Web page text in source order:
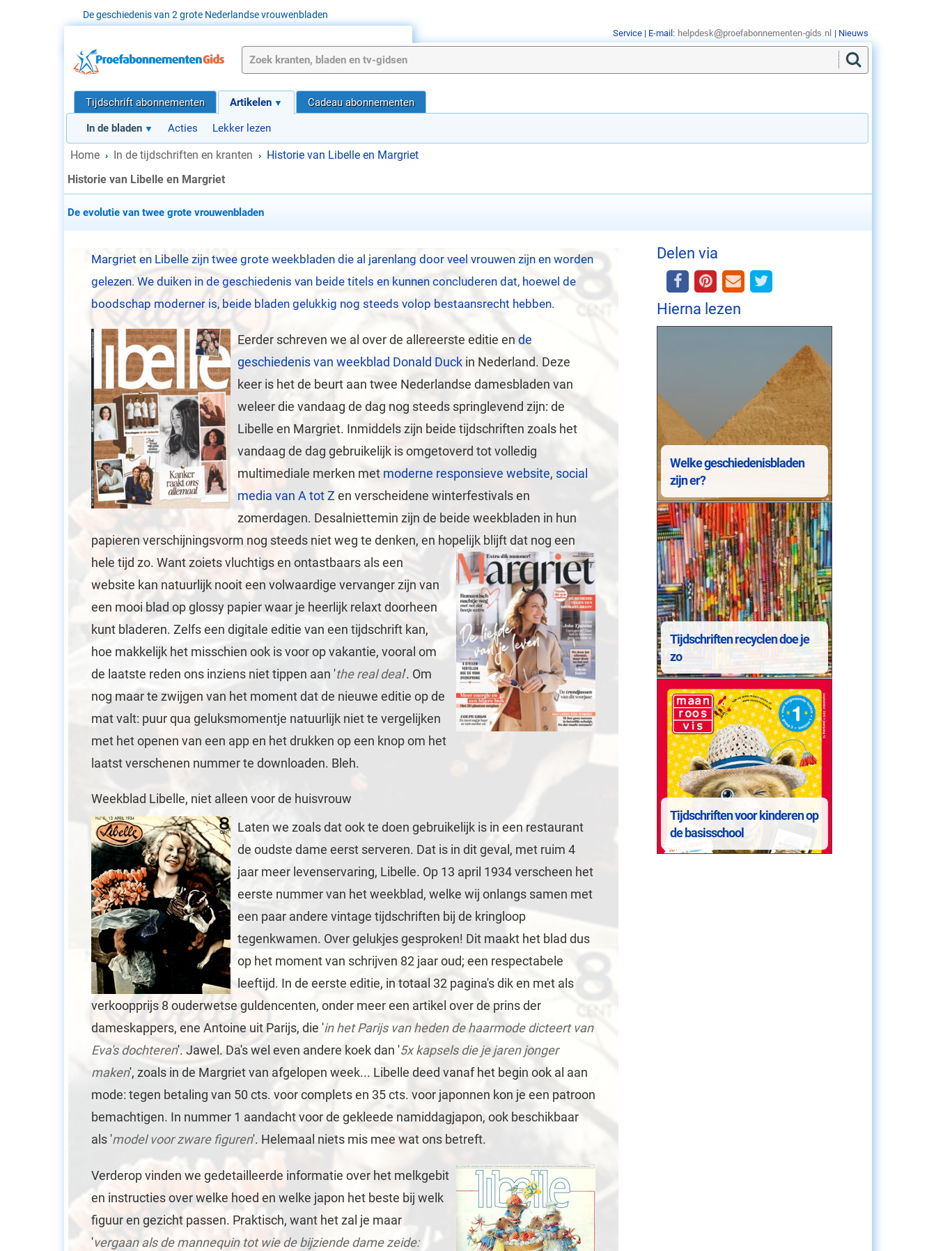
De geschiedenis van 2 grote Nederlandse vrouwenbladen
Tijdschrift abonnementen Artikelen
In de bladen Acties Lekker lezen
Cadeau abonnementen
Home › In de tijdschriften en kranten › Historie van Libelle en Margriet
Historie van Libelle en Margriet
De evolutie van twee grote vrouwenbladen
Margriet en Libelle zijn twee grote weekbladen die al jarenlang door veel vrouwen zijn en worden
gelezen. We duiken in de geschiedenis van beide titels en kunnen concluderen dat, hoewel de
boodschap moderner is, beide bladen gelukkig nog steeds volop bestaansrecht hebben.
Eerder schreven we al over de allereerste editie en de
geschiedenis van weekblad Donald Duck in Nederland. Deze
keer is het de beurt aan twee Nederlandse damesbladen van
weleer die vandaag de dag nog steeds springlevend zijn: de
Libelle en Margriet. Inmiddels zijn beide tijdschriften zoals het
vandaag de dag gebruikelijk is omgetoverd tot volledig
multimediale merken met moderne responsieve website, social
media van A tot Z en verscheidene winterfestivals en
zomerdagen. Desalniettemin zijn de beide weekbladen in hun
papieren verschijningsvorm nog steeds niet weg te denken, en hopelijk blijft dat nog een
hele tijd zo. Want zoiets vluchtigs en ontastbaars als een
website kan natuurlijk nooit een volwaardige vervanger zijn van
een mooi blad op glossy papier waar je heerlijk relaxt doorheen
kunt bladeren. Zelfs een digitale editie van een tijdschrift kan,
hoe makkelijk het misschien ook is voor op vakantie, vooral om
de laatste reden ons inziens niet tippen aan 'the real deal'. Om
nog maar te zwijgen van het moment dat de nieuwe editie op de
mat valt: puur qua geluksmomentje natuurlijk niet te vergelijken
met het openen van een app en het drukken op een knop om het
laatst verschenen nummer te downloaden. Bleh.
Weekblad Libelle, niet alleen voor de huisvrouw
Laten we zoals dat ook te doen gebruikelijk is in een restaurant
de oudste dame eerst serveren. Dat is in dit geval, met ruim 4
jaar meer levenservaring, Libelle. Op 13 april 1934 verscheen het
eerste nummer van het weekblad, welke wij onlangs samen met
een paar andere vintage tijdschriften bij de kringloop
tegenkwamen. Over gelukjes gesproken! Dit maakt het blad dus
op het moment van schrijven 82 jaar oud; een respectabele
leeftijd. In de eerste editie, in totaal 32 pagina's dik en met als
verkoopprijs 8 ouderwetse guldencenten, onder meer een artikel over de prins der
dameskappers, ene Antoine uit Parijs, die 'in het Parijs van heden de haarmode dicteert van
Eva's dochteren'. Jawel. Da's wel even andere koek dan '5x kapsels die je jaren jonger
maken', zoals in de Margriet van afgelopen week... Libelle deed vanaf het begin ook al aan
mode: tegen betaling van 50 cts. voor complets en 35 cts. voor japonnen kon je een patroon
bemachtigen. In nummer 1 aandacht voor de gekleede namiddagjapon, ook beschikbaar
als 'model voor zware figuren'. Helemaal niets mis mee wat ons betreft.
Verderop vinden we gedetailleerde informatie over het melkgebit
en instructies over welke hoed en welke japon het beste bij welk
figuur en gezicht passen. Praktisch, want het zal je maar
'vergaan als de mannequin tot wie de bijziende dame zeide:
Delen via
Hierna lezen
Welke geschiedenisbladen
zijn er?
Tijdschriften recyclen doe je
zo
Tijdschriften voor kinderen op
de basisschool
Service | E-mail: | Nieuws